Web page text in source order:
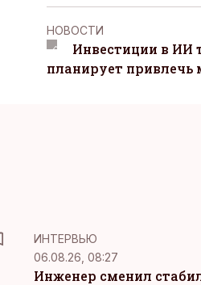
НОВОСТИ
Инвестиции в ИИ
планирует
ИНТЕРВЬЮ
06.08.26, 08:27
Инженер сменил